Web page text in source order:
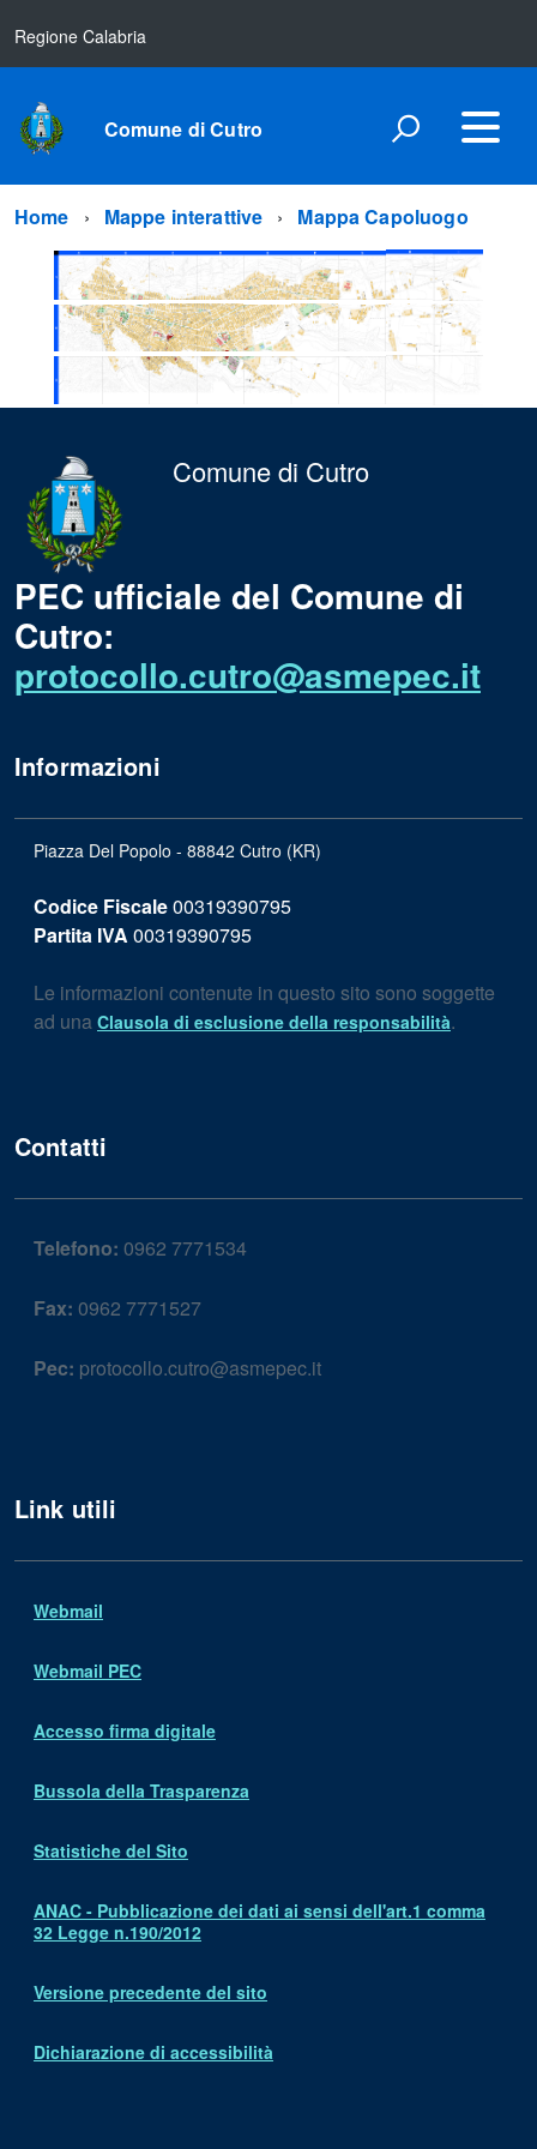
Regione Calabria
Comune di Cutro
Home Mappe interattive Mappa Capoluogo
Comune di Cutro
PEC ufficiale del Comune di
Cutro:
protocollo.cutro@asmepec.it
Informazioni
Piazza Del Popolo - 88842 Cutro (KR)
Codice Fiscale00319390795
Partita IVA 00319390795
Le informazioni contenute in questo sito sono soggette
ad una Clausola di esclusione della responsabilità.
Contatti
Telefono: 0962 7771534
Fax: 0962 7771527
Pec: protocollo.cutro@asmepec.it
Link utili
Webmail
Webmail PEC
Accesso firma digitale
Bussola della Trasparenza
Statistiche del Sito
ANAC - Pubblicazione dei dati ai sensi dell'art.1 comma
32 Legge n.190/2012
Versione precedente del sito
Dichiarazione di accessibilità